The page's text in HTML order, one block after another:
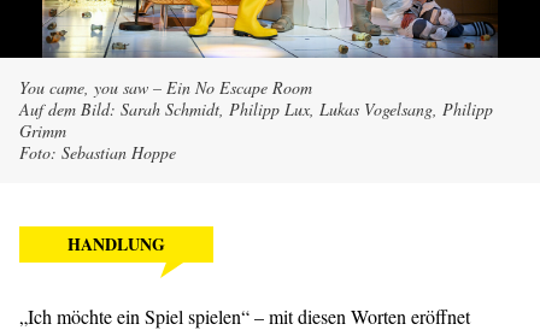
You came, you saw – Ein No Escape Room
Auf dem Bild: Sarah Schmidt, Philipp Lux, Lukas Vogelsang, Philipp
Grimm
Foto: Sebastian Hoppe
HANDLUNG
„Ich möchte ein Spiel spielen“ – mit diesen Worten eröffnet